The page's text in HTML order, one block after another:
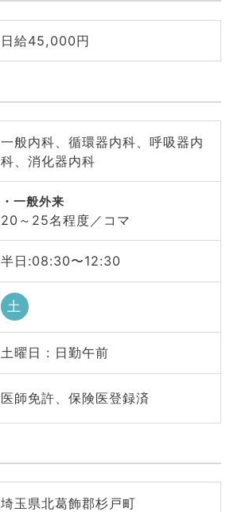
日給45,000円
一般内科、循環器内科、呼吸器内
科、消化器内科
一般外来
20～25名程度／コマ
半日:08:30〜12:30
土
土曜日 : 日勤午前
医師免許、保険医登録済
埼玉県北葛飾郡杉戸町